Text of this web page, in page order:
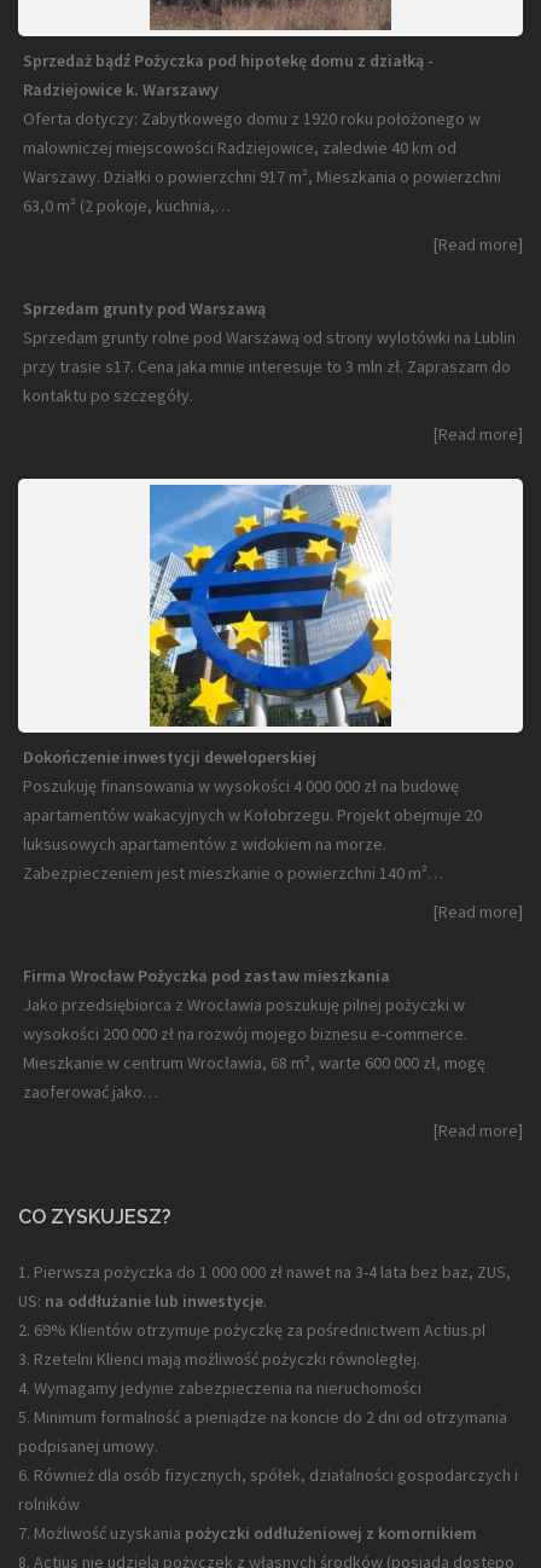
Sprzedaż bądź Pożyczka pod hipotekę domu z działką -
Radziejowice k. Warszawy
Oferta dotyczy: Zabytkowego domu z 1920 roku położonego w
malowniczej miejscowości Radziejowice, zaledwie 40 km od
Warszawy. Działki o powierzchni 917 m², Mieszkania o powierzchni
63,0 m² (2 pokoje, kuchnia,…
[Read more]
Sprzedam grunty pod Warszawą
Sprzedam grunty rolne pod Warszawą od strony wylotówki na Lublin
przy trasie s17. Cena jaka mnie interesuje to 3 mln zł. Zapraszam do
kontaktu po szczegóły.
[Read more]
Dokończenie inwestycji deweloperskiej
Poszukuję finansowania w wysokości 4 000 000 zł na budowę
apartamentów wakacyjnych w Kołobrzegu. Projekt obejmuje 20
luksusowych apartamentów z widokiem na morze.
Zabezpieczeniem jest mieszkanie o powierzchni 140 m²…
[Read more]
Firma Wrocław Pożyczka pod zastaw mieszkania
Jako przedsiębiorca z Wrocławia poszukuję pilnej pożyczki w
wysokości 200 000 zł na rozwój mojego biznesu e-commerce.
Mieszkanie w centrum Wrocławia, 68 m², warte 600 000 zł, mogę
zaoferować jako…
[Read more]
CO ZYSKUJESZ?
1. Pierwsza pożyczka do 1 000 000 zł nawet na 3-4 lata bez baz, ZUS,
US: na oddłużanie lub inwestycje.
2. 69% Klientów otrzymuje pożyczkę za pośrednictwem Actius.pl
3. Rzetelni Klienci mają możliwość pożyczki równoległej.
4. Wymagamy jedynie zabezpieczenia na nieruchomości
5. Minimum formalność a pieniądze na koncie do 2 dni od otrzymania
podpisanej umowy.
6. Również dla osób fizycznych, spółek, działalności gospodarczych i
rolników
7. Możliwość uzyskania pożyczki oddłużeniowej z komornikiem
8. Actius nie udziela pożyczek z własnych środków (posiada dostępo